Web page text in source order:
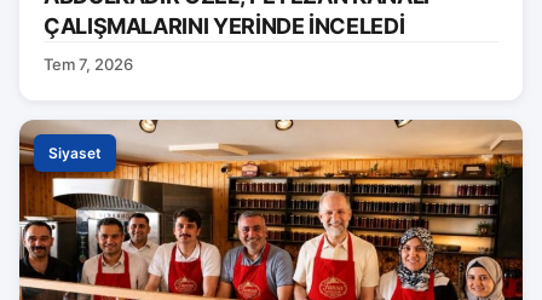
ÇALIŞMALARINI YERİNDE İNCELEDİ
Tem 7, 2026
Siyaset